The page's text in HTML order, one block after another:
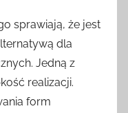
sprawiają, że jest
dla
Jedną z
realizacji.
form